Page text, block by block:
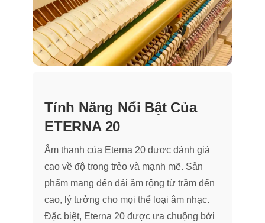
Tính Năng Nổi Bật Của
ETERNA 20
Âm thanh của Eterna 20 được đánh giá
cao về độ trong trẻo và mạnh mẽ. Sản
phẩm mang đến dải âm rộng từ trầm đến
cao, lý tưởng cho mọi thể loại âm nhạc.
Đặc biệt, Eterna 20 được ưa chuộng bởi